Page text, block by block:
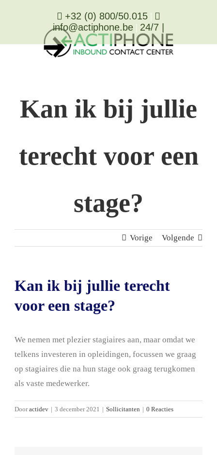
+32 (0) 800/50.015
info@actiphone.be| 24/7
Kan ik bij jullie
terecht voor een
stage?
Vorige Volgende
Kan ik bij jullie terecht
voor een stage?
We nemen met plezier stagiaires aan, maar omdat we
telkens investeren in opleidingen, focussen we graag
op stagiaires die na hun stage ook graag terugkomen
als vaste medewerker.
Dooractidev | 3 december 2021 | Sollicitanten | 0 Reacties